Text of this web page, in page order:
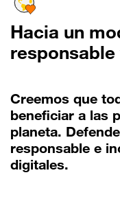
Hacia un
Creemos que
beneficiar a las
planeta.
responsable e
digitales.